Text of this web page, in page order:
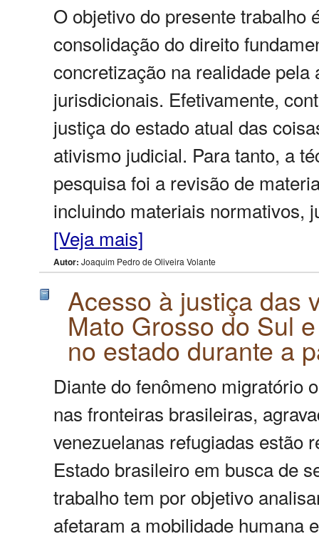
O objetivo do presente trabalho
consolidação do direito
concretização na realidade
jurisdicionais. Efetivamente,
justiça do estado atual das
ativismo judicial. Para tanto, a
pesquisa foi a revisão de
incluindo materiais normativos,
[Veja mais]
Autor: Joaquim Pedro de Oliveira Volante
Acesso à justiça das
Mato Grosso do Sul
no estado durante a
Diante do fenômeno migratório
nas fronteiras brasileiras,
venezuelanas refugiadas estão
Estado brasileiro em busca de
trabalho tem por objetivo
afetaram a mobilidade humana